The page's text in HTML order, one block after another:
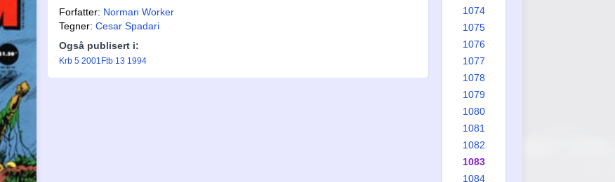
Forfatter: Norman Worker
Tegner: Cesar Spadari
Også publisert i:
Krb 5 2001 Ftb 13 1994
1074
1075
1076
1077
1078
1079
1080
1081
1082
1083
1084